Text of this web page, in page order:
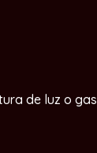
de luz o gas